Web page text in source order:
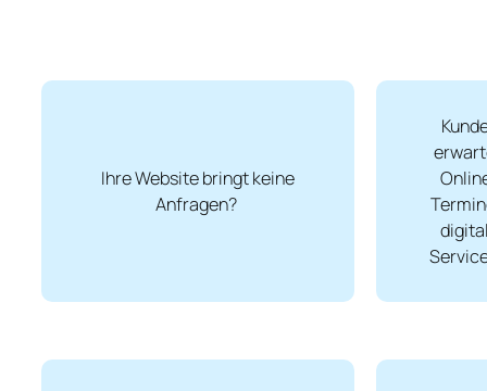
Ihre Website bringt keine
Anfragen?